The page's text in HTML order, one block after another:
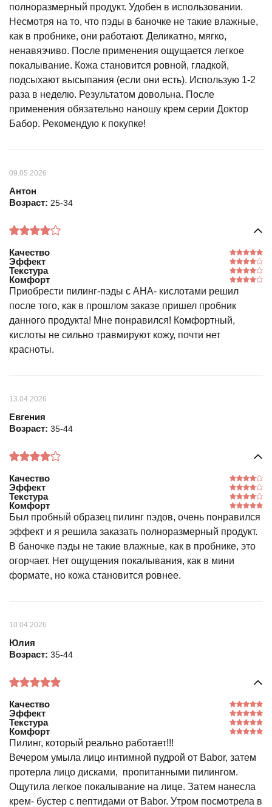
полноразмерный продукт. Удобен в использовании.
Несмотря на то, что пэды в баночке не такие влажные,
как в пробнике, они работают. Деликатно, мягко,
ненавязчиво. После применения ощущается легкое
покалывание. Кожа становится ровной, гладкой,
подсыхают высыпания (если они есть). Использую 1-2
раза в неделю. Результатом довольна. После
применения обязательно наношу крем серии Доктор
Бабор. Рекомендую к покупке!
09.05.2026
Антон
Возраст: 25-34
Качество
Эффект
Текстура
Комфорт
Приобрести пилинг-пэды с АНА- кислотами решил
после того, как в прошлом заказе пришел пробник
данного продукта! Мне понравился! Комфортный,
кислоты не сильно травмируют кожу, почти нет
красноты.
13.04.2026
Евгения
Возраст: 35-44
Качество
Эффект
Текстура
Комфорт
Был пробный образец пилинг пэдов, очень понравился
эффект и я решила заказать полноразмерный продукт.
В баночке пэды не такие влажные, как в пробнике, это
огорчает. Нет ощущения покалывания, как в мини
формате, но кожа становится ровнее.
10.04.2026
Юлия
Возраст: 35-44
Качество
Эффект
Текстура
Комфорт
Пилинг, который реально работает!!!
Вечером умыла лицо интимной пудрой от Babor, затем
протерла лицо дисками, пропитанными пилингом.
Ощутила легкое покалывание на лице. Затем нанесла
крем- бустер с пептидами от Babor. Утром посмотрела в